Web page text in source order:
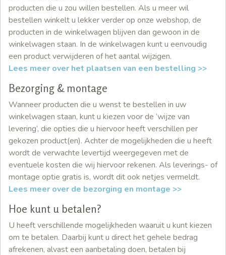
producten die u zou willen bestellen. Als u meer wil
bestellen winkelt u lekker verder op onze webshop, de
producten in de winkelwagen blijven dan gewoon in de
winkelwagen staan. In de winkelwagen kunt u eenvoudig
een product verwijderen of het aantal wijzigen.
Lees meer over het plaatsen van een bestelling >>
Bezorging & montage
Wanneer producten die u wenst te bestellen in uw
winkelwagen staan, kunt u kiezen voor de ‘wijze van
levering’, die opties die u hiervoor heeft verschillen per
gekozen product(en). Achter de mogelijkheden die u heeft
wordt de verwachte levertijd weergegeven met de
eventuele kosten die wij hiervoor rekenen. Als leverings- of
montage optie gratis is, wordt dit ook netjes vermeldt.
Lees meer over de bezorging en montage >>
Hoe kunt u betalen?
U heeft verschillende mogelijkheden waaruit u kunt kiezen
om te betalen. Daarbij kunt u direct het gehele bedrag
afrekenen, alvast een aanbetaling doen, betalen bij